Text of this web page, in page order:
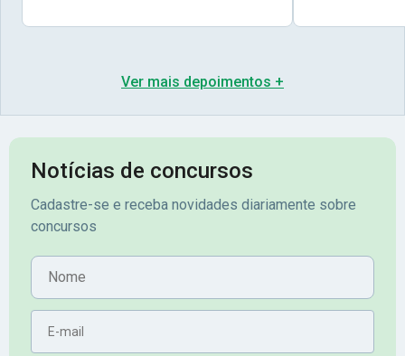
preparação completa, e o resultado
abriu o concurso para o Banco da sua
cidade, o Banrisul. Se tornou
assinante premium e em seguida
mérito no concurso do
Banrisul.Charles Kelvin Friske -
sua vida e
obstáculos
Pimenta -
Ver mais depoimentos +
Notícias de concursos
Cadastre-se e receba novidades diariamente sobre
concursos
Nome
E-mail